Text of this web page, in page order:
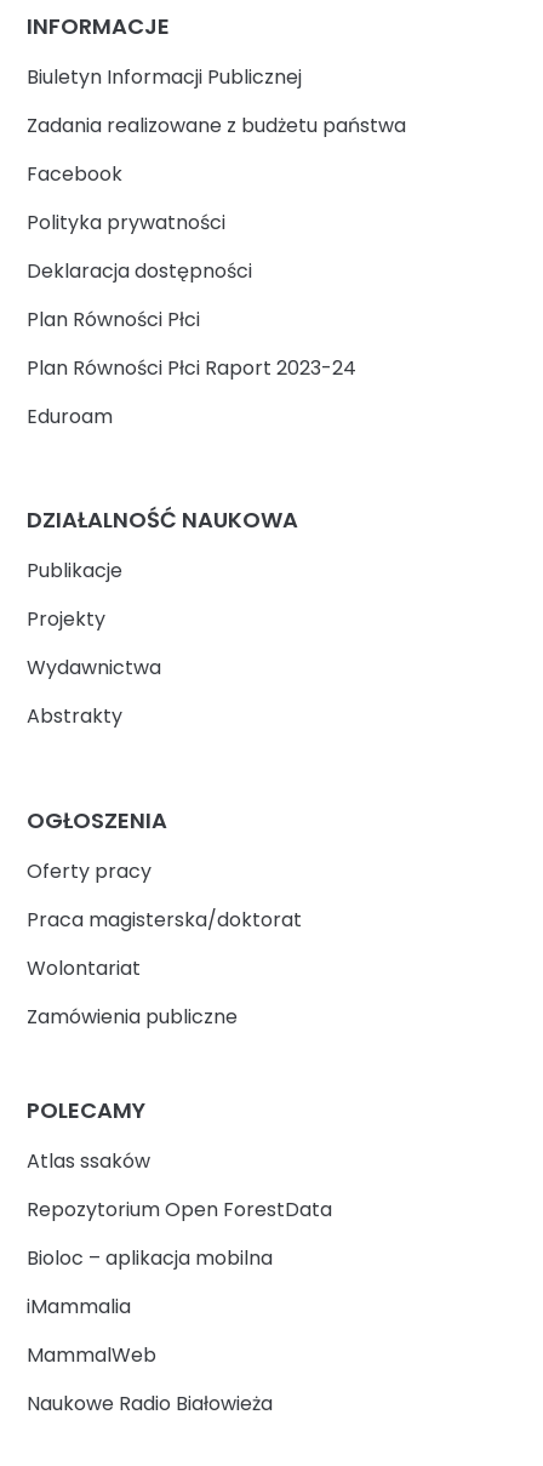
INFORMACJE
Biuletyn Informacji Publicznej
Zadania realizowane z budżetu państwa
Facebook
Polityka prywatności
Deklaracja dostępności
Plan Równości Płci
Plan Równości Płci Raport 2023-24
Eduroam
DZIAŁALNOŚĆ NAUKOWA
Publikacje
Projekty
Wydawnictwa
Abstrakty
OGŁOSZENIA
Oferty pracy
Praca magisterska/doktorat
Wolontariat
Zamówienia publiczne
POLECAMY
Atlas ssaków
Repozytorium Open ForestData
Bioloc – aplikacja mobilna
iMammalia
MammalWeb
Naukowe Radio Białowieża